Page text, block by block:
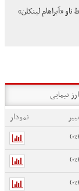
«آبراهام لینکلن»
نیمایی
نمودار